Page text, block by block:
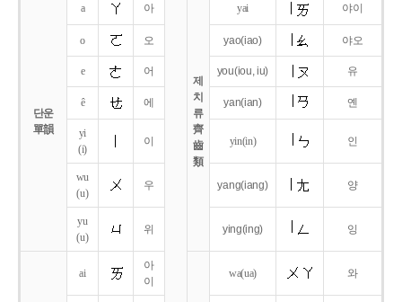
단운
單韻
a 아
제
치
류
齊
齒
類
yai 야이
o 오 yao(iao) 야오
e 어 you(iou,iu) 유
ê 에 yan(ian) 옌
yi
(i)
이 yin(in) 인
wu
(u)
우 yang(iang) 양
yu
(u)
위 ying(ing) 잉
ai
아
이
wa(ua) 와